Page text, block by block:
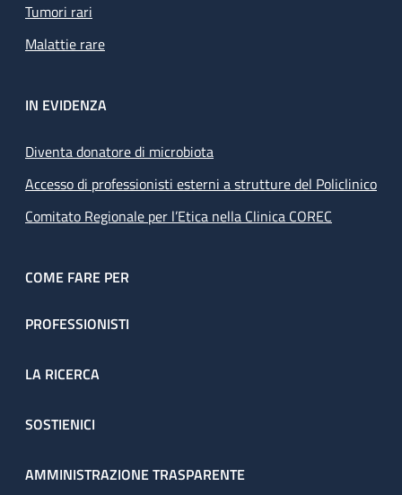
Tumori rari
Malattie rare
IN EVIDENZA
Diventa donatore di microbiota
Accesso di professionisti esterni a strutture del Policlinico
Comitato Regionale per l’Etica nella Clinica COREC
COME FARE PER
PROFESSIONISTI
LA RICERCA
SOSTIENICI
AMMINISTRAZIONE TRASPARENTE